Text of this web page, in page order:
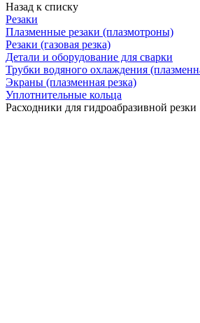
Назад к списку
Резаки
Плазменные резаки (плазмотроны)
Резаки (газовая резка)
Детали и оборудование для сварки
Трубки водяного охлаждения
Экраны (плазменная резка)
Уплотнительные кольца
Расходники для гидроабразивной резки